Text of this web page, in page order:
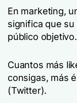
En marketing,
significa que
público objetivo.
Cuantos más
consigas, más
(Twitter).